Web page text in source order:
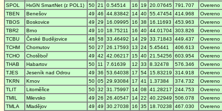
SPOL
HxGN SmartNet (z POL1) 50 21 0.54514 16 19 20.07645 791.707
Overeno
TBEN
Benešov 49 46 44.83842 14 40 55.47454 414.968
Overeno
TBOS
Boskovice 49 29 16.09995 16 38 16.11693 453.963
Overeno
TBR2
Brno 49 10 18.75211 16 40 44.01704 303.826
Overeno
TCBU
České Budějovice 48 58 33.46492 14 29 33.71843 449.437
Overeno
TCHM
Chomutov 50 27 26.17593 13 24 5.45441 406.613
Overeno
TCHO
Chotěboř 49 42 42.06217 15 40 21.54256 603.954
Overeno
THAB
Habartov 50 11 7.61639 12 33 8.32478 576.346
Overeno
TJES
Jeseník nad Odrou 49 36 53.64038 17 54 15.83219 314.918
Overeno
TKRN
Krnov 50 05 29.93084 17 41 1.37384 374.732
Overeno
TLIT
Litoměřice 50 32 31.75997 14 08 41.28217 244.753
Overeno
TMIL
Milevsko 49 26 26.40547 14 22 40.22949 506.078
Overeno
TMLA
Mladějov 49 49 30.27038 16 35 18.70238 467.030
Overeno